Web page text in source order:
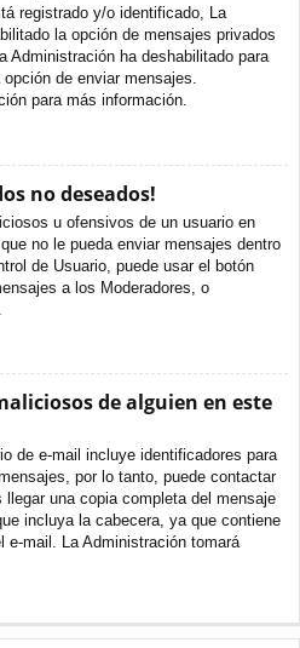
registrado y/o identificado, La
la opción de mensajes privados
Administración ha deshabilitado para
de enviar mensajes.
para más información.
no deseados!
u ofensivos de un usuario en
no le pueda enviar mensajes dentro
de Usuario, puede usar el botón
a los Moderadores, o
de alguien en este
de e-mail incluye identificadores para
por lo tanto, puede contactar
una copia completa del mensaje
incluya la cabecera, ya que contiene
e-mail. La Administración tomará